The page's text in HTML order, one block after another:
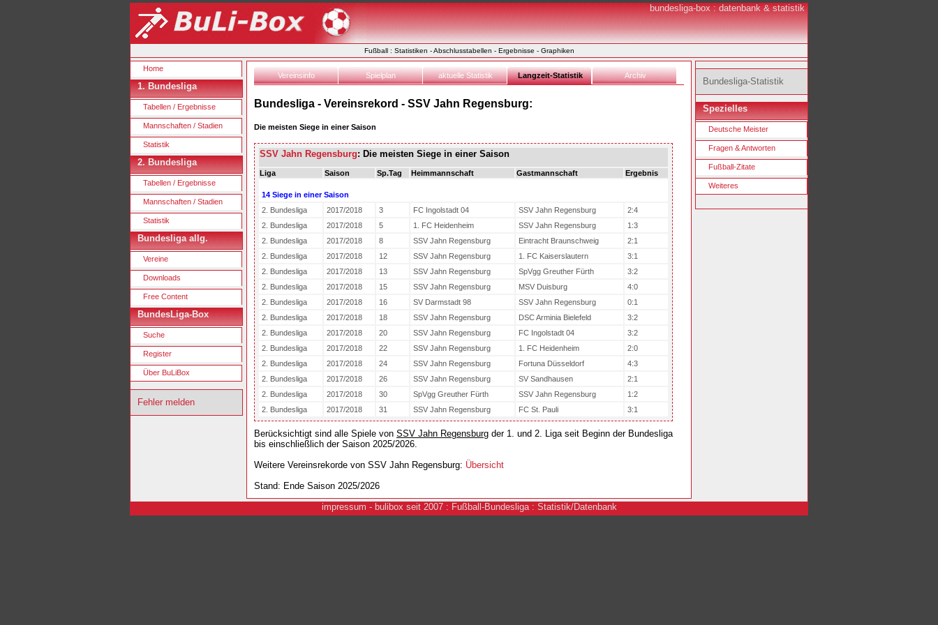
bundesliga-box : datenbank & statistik
Fußball : Statistiken - Abschlusstabellen - Ergebnisse - Graphiken
Home
1. Bundesliga
Tabellen / Ergebnisse
Mannschaften / Stadien
Statistik
2. Bundesliga
Tabellen / Ergebnisse
Mannschaften / Stadien
Statistik
Bundesliga allg.
Vereine
Downloads
Free Content
BundesLiga-Box
Suche
Register
Über BuLiBox
Fehler melden
Bundesliga-Statistik
Spezielles
Deutsche Meister
Fragen & Antworten
Fußball-Zitate
Weiteres
Vereinsinfo Spielplan aktuelle Statistik Langzeit-Statistik Archiv
Bundesliga - Vereinsrekord - SSV Jahn Regensburg:
Die meisten Siege in einer Saison
SSV Jahn Regensburg: Die meisten Siege in einer Saison
Liga Saison Sp.Tag Heimmannschaft Gastmannschaft Ergebnis
14 Siege in einer Saison
2. Bundesliga
2017/2018 3 FC Ingolstadt 04 SSV Jahn Regensburg
2:4
2. Bundesliga
2017/2018 5 1. FC Heidenheim SSV Jahn Regensburg
1:3
2. Bundesliga
2017/2018 8 SSV Jahn Regensburg Eintracht Braunschweig
2:1
2. Bundesliga
2017/2018 12 SSV Jahn Regensburg 1. FC Kaiserslautern
3:1
2. Bundesliga
2017/2018 13 SSV Jahn Regensburg SpVgg Greuther Fürth
3:2
2. Bundesliga
2017/2018 15 SSV Jahn Regensburg MSV Duisburg
4:0
2. Bundesliga
2017/2018 16 SV Darmstadt 98 SSV Jahn Regensburg
0:1
2. Bundesliga
2017/2018 18 SSV Jahn Regensburg DSC Arminia Bielefeld
3:2
2. Bundesliga
2017/2018 20 SSV Jahn Regensburg FC Ingolstadt 04
3:2
2. Bundesliga
2017/2018 22 SSV Jahn Regensburg 1. FC Heidenheim
2:0
2. Bundesliga
2017/2018 24 SSV Jahn Regensburg Fortuna Düsseldorf
4:3
2. Bundesliga
2017/2018 26 SSV Jahn Regensburg SV Sandhausen
2:1
2. Bundesliga
2017/2018 30 SpVgg Greuther Fürth SSV Jahn Regensburg
1:2
2. Bundesliga
2017/2018 31 SSV Jahn Regensburg FC St. Pauli 3:1
Berücksichtigt sind alle Spiele von SSV Jahn Regensburg der 1. und 2. Liga seit Beginn der Bundesliga
bis einschließlich der Saison 2025/2026.
Weitere Vereinsrekorde von SSV Jahn Regensburg: Übersicht
Stand: Ende Saison 2025/2026
impressum - bulibox seit 2007 : Fußball-Bundesliga : Statistik/Datenbank